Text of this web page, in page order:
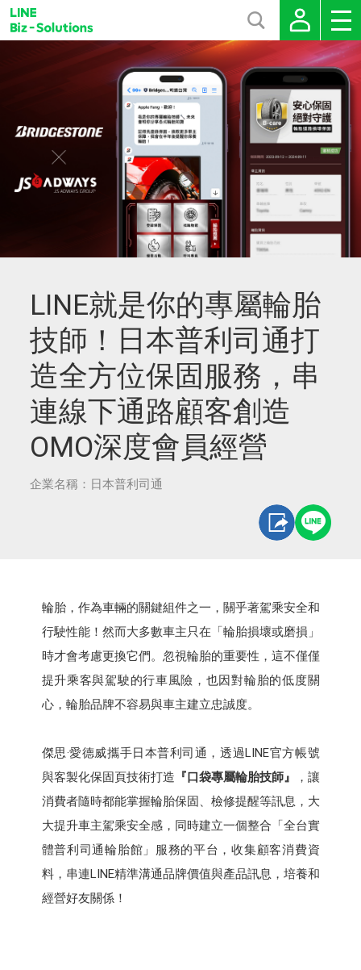
LINE就是你的專屬輪胎
技師！日本普利司通打
造全方位保固服務，串
連線下通路顧客創造
OMO深度會員經營
企業名稱：日本普利司通
輪胎，作為車輛的關鍵組件之一，關乎著駕乘安全和
行駛性能！然而大多數車主只在「輪胎損壞或磨損」
時才會考慮更換它們。忽視輪胎的重要性，這不僅僅
提升乘客與駕駛的行車風險，也因對輪胎的低度關
心，輪胎品牌不容易與車主建立忠誠度。
傑思·愛德威攜手日本普利司通，透過LINE官方帳號
與客製化保固頁技術打造 『口袋專屬輪胎技師』
，讓
消費者隨時都能掌握輪胎保固、檢修提醒等訊息，大
大提升車主駕乘安全感，同時建立一個整合「全台實
體普利司通輪胎館」服務的平台，收集顧客消費資
料，串連LINE精準溝通品牌價值與產品訊息，培養和
經營好友關係！